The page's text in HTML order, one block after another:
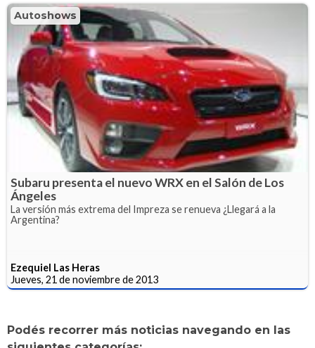
Autoshows
Subaru presenta el nuevo WRX en el Salón de Los
Ángeles
La versión más extrema del Impreza se renueva ¿Llegará a la
Argentina?
Ezequiel Las Heras
Jueves, 21 de noviembre de 2013
Podés recorrer más noticias navegando en las